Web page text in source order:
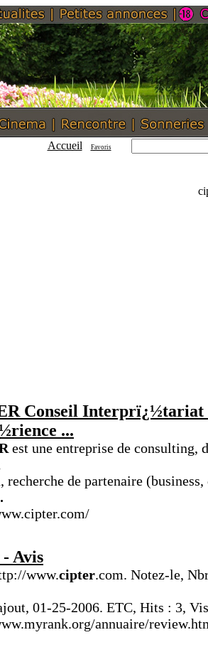
Accueil Favoris
Conseil Interprï¿½tariat
...
est une entreprise de
recherche de partenaire
- Avis
www.cipter.com. Notez-le,
01-25-2006. ETC, Hits : 3,
annuaire/